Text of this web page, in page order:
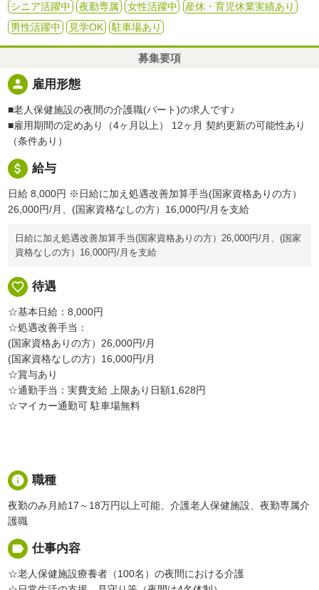
シニア活躍中
夜勤専属 女性活躍中
産休・育児休業実績あり
男性活躍中
見学OK 駐車場あり
募集要項
person 雇用形態
■老人保健施設の夜間の介護職(パート)の求人です♪
■雇用期間の定めあり（4ヶ月以上） 12ヶ月 契約更新の可能性あり
（条件あり）
attach_money 給与
日給 8,000円 ※日給に加え処遇改善加算手当(国家資格ありの方）
26,000円/月、(国家資格なしの方）16,000円/月を支給
日給に加え処遇改善加算手当(国家資格ありの方）26,000円/月、(国家
資格なしの方）16,000円/月を支給
favorite_border 待遇
☆基本日給：8,000円
☆処遇改善手当：
(国家資格ありの方）26,000円/月
(国家資格なしの方）16,000円/月
☆賞与あり
☆通勤手当：実費支給 上限あり日額1,628円
☆マイカー通勤可 駐車場無料
info 職種
夜勤のみ月給17～18万円以上可能、介護老人保健施設、夜勤専属介
護職
label 仕事内容
☆老人保健施設療養者（100名）の夜間における介護